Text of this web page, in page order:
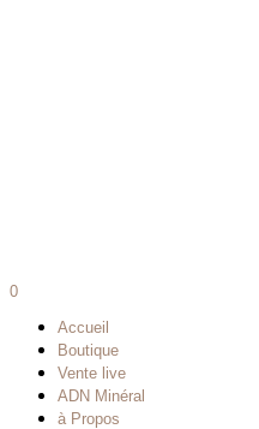
0
Accueil
Boutique
Vente live
ADN Minéral
à Propos